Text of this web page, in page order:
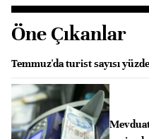
Öne Çıkanlar
Temmuz'da turist sayısı